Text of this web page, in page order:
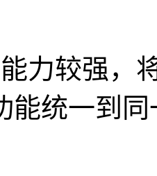
力较强，
能统一到